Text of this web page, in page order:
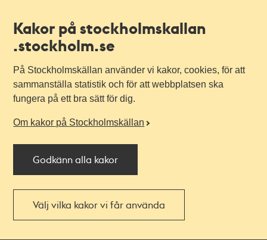
Kakor på stockholmskallan
.stockholm.se
På Stockholmskällan använder vi kakor, cookies, för att
sammanställa statistik och för att webbplatsen ska
fungera på ett bra sätt för dig.
Om kakor på Stockholmskällan
Godkänn alla kakor
Välj vilka kakor vi får använda